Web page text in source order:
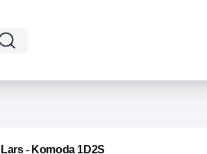
Lars - Komoda 1D2S